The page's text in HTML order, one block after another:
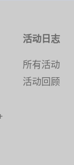
活动日志
所有活动
活动回顾